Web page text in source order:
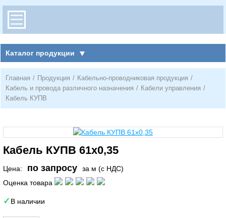
Каталог продукции
Главная / Продукция / Кабельно-проводниковая продукция /
Кабель и провода различного назначения / Кабели управления /
Кабель КУПВ
Кабель КУПВ 61х0,35
Цена: по запросу
за м (с НДС)
Оценка товара
В наличии